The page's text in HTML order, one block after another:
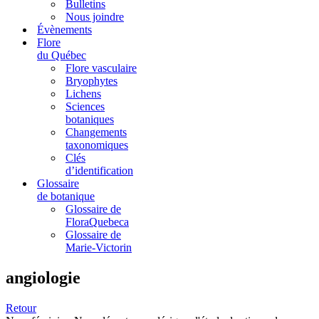
Bulletins
Nous joindre
Évènements
Flore
du Québec
Flore vasculaire
Bryophytes
Lichens
Sciences
botaniques
Changements
taxonomiques
Clés
d’identification
Glossaire
de botanique
Glossaire de
FloraQuebeca
Glossaire de
Marie-Victorin
angiologie
Retour